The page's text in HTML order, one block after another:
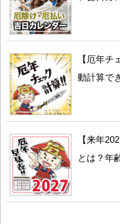
【厄年
動計算で
【来年
とは？年